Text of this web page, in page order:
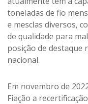
toneladas de fio
e mesclas diversos,
de qualidade para
posição de
nacional.
Em novembro de
Fiação a